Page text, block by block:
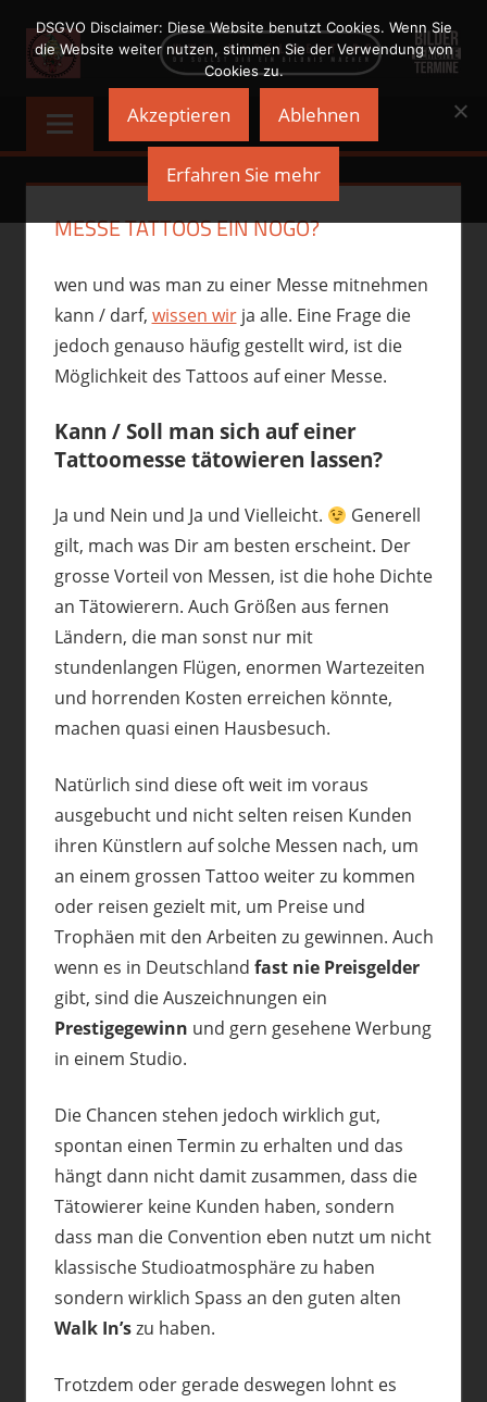
Inhalt
springen
NADELWELT
Du
sollst
ein
machen
MESSE TATTOOS EIN NOGO?
wen und was man zu einer Messe mitnehmen
kann / darf, wissen wirja alle. Eine Frage die
jedoch genauso häufig gestellt wird, ist die
Möglichkeit des Tattoos auf einer Messe.
Kann / Soll man sich auf einer
Tattoomesse tätowieren lassen?
Ja und Nein und Ja und Vielleicht.
Generell
gilt, mach was Dir am besten erscheint. Der
grosse Vorteil von Messen, ist die hohe Dichte
an Tätowierern. Auch Größen aus fernen
Ländern, die man sonst nur mit
stundenlangen Flügen, enormen Wartezeiten
und horrenden Kosten erreichen könnte,
machen quasi einen Hausbesuch.
Natürlich sind diese oft weit im voraus
ausgebucht und nicht selten reisen Kunden
ihren Künstlern auf solche Messen nach, um
an einem grossen Tattoo weiter zu kommen
oder reisen gezielt mit, um Preise und
Trophäen mit den Arbeiten zu gewinnen. Auch
wenn es in Deutschland fast nie Preisgelder
gibt, sind die Auszeichnungen ein
Prestigegewinn und gern gesehene Werbung
in einem Studio.
Die Chancen stehen jedoch wirklich gut,
spontan einen Termin zu erhalten und das
hängt dann nicht damit zusammen, dass die
Tätowierer keine Kunden haben, sondern
dass man die Convention eben nutzt um nicht
klassische Studioatmosphäre zu haben
sondern wirklich Spass an den guten alten
Walk In’szu haben.
Trotzdem oder gerade deswegen lohnt es
DSGVO Disclaimer: Diese Website benutzt Cookies. Wenn Sie
die Website weiter nutzen, stimmen Sie der Verwendung von
Cookies zu.
Akzeptieren Ablehnen
Erfahren Sie mehr